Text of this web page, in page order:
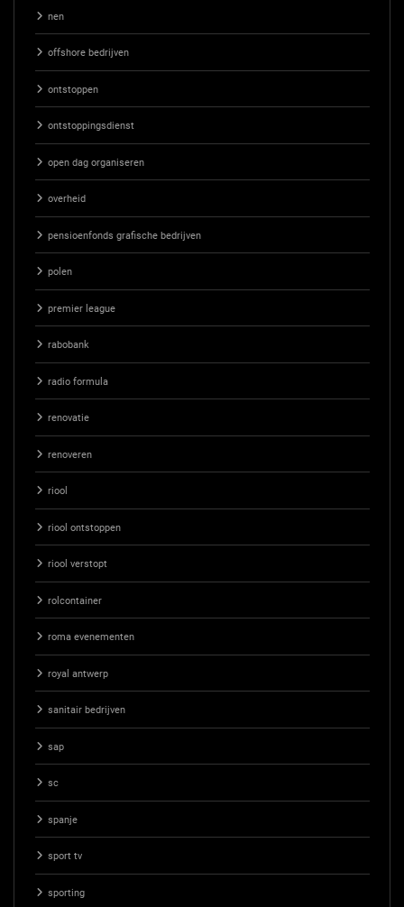
nen
offshore bedrijven
ontstoppen
ontstoppingsdienst
open dag organiseren
overheid
pensioenfonds grafische bedrijven
polen
premier league
rabobank
radio formula
renovatie
renoveren
riool
riool ontstoppen
riool verstopt
rolcontainer
roma evenementen
royal antwerp
sanitair bedrijven
sap
sc
spanje
sport tv
sporting